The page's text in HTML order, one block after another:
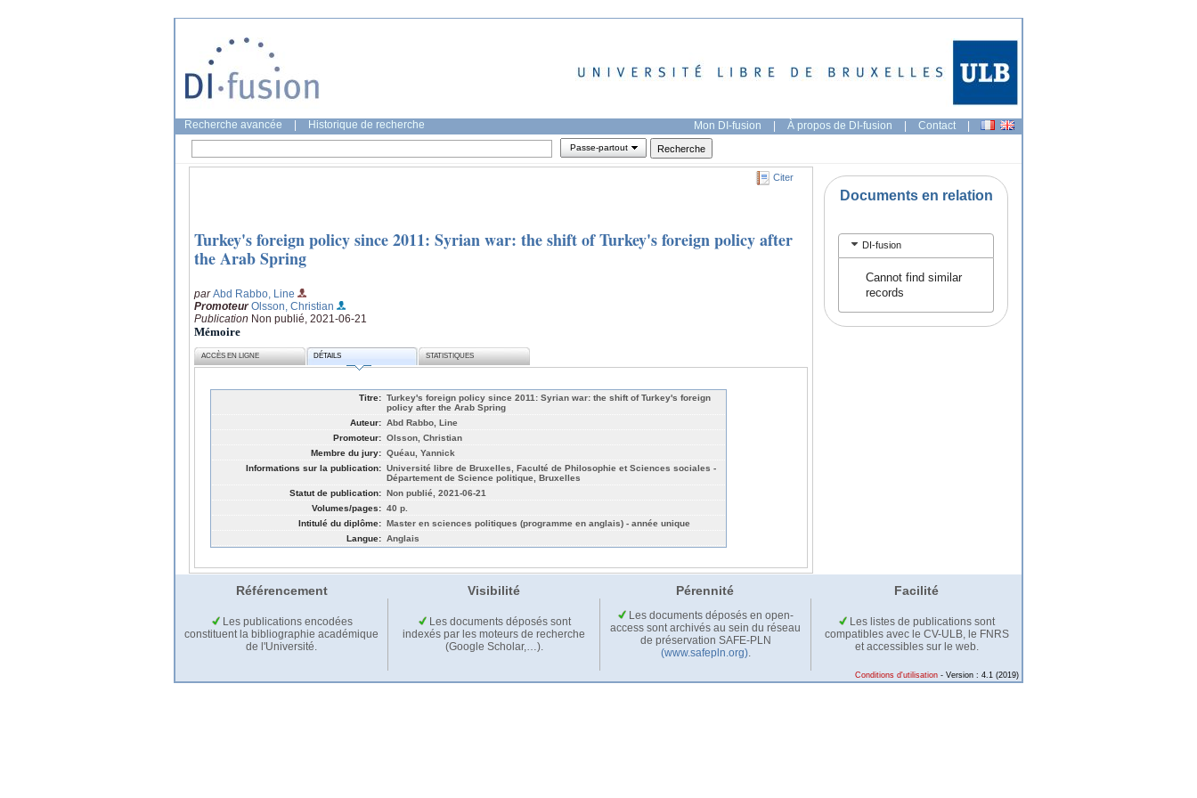
Recherche avancée Historique de recherche Mon DI-fusion | À propos de DI-fusion | Contact |
Passe-partout
Citer
Turkey's foreign policy since 2011: Syrian war: the shift of Turkey's foreign policy after
the Arab Spring
parAbd Rabbo, Line
Promoteur Olsson, Christian
Publication Non publié, 2021-06-21
Mémoire
ACCÈS EN LIGNE DÉTAILS STATISTIQUES
Titre: Turkey's foreign policy since 2011: Syrian war: the shift of Turkey's foreign
policy after the Arab Spring
Auteur: Abd Rabbo, Line
Promoteur: Olsson, Christian
Membre du jury: Quéau, Yannick
Informations sur la publication: Université libre de Bruxelles, Faculté de Philosophie et Sciences sociales -
Département de Science politique, Bruxelles
Statut de publication: Non publié, 2021-06-21
Volumes/pages: 40 p.
Intitulé du diplôme: Master en sciences politiques (programme en anglais) - année unique
Langue: Anglais
Documents en relation
DI-fusion
Cannot find similar
records
Référencement Visibilité Pérennité Facilité
Les publications encodées
constituent la bibliographie académique
de l'Université.
Les documents déposés sont
indexés par les moteurs de recherche
(Google Scholar,…).
Les documents déposés en open-
access sont archivés au sein du réseau
de préservation SAFE-PLN
(www.safepln.org).
Les listes de publications sont
compatibles avec le CV-ULB, le FNRS
et accessibles sur le web.
Conditions d'utilisation - Version : 4.1 (2019)